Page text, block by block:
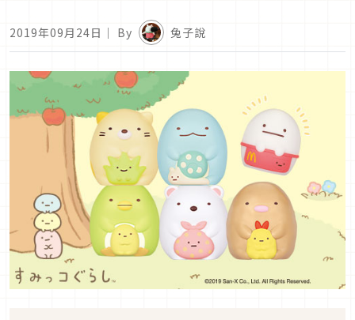
2019年09月24日 ｜ By 兔子說